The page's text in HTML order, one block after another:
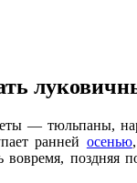
— тюльпаны,
ранней осенью
вовремя, поздняя